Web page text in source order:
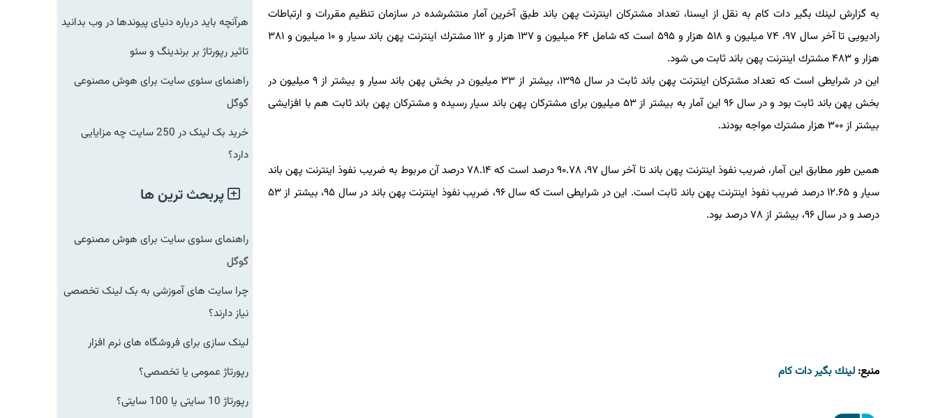
به گزارش لینك بگیر دات كام به نقل از ایسنا، تعداد مشتركان اینترنت پهن باند طبق آخرین آمار منتشرشده در سازمان تنظیم مقررات و ارتباطات
رادیویی تا آخر سال ۹۷، ۷۴ میلیون و ۵۱۸ هزار و ۵۹۵ است كه شامل ۶۴ میلیون و ۱۳۷ هزار و ۱۱۲ مشترك اینترنت پهن باند سیار و ۱۰ میلیون و ۳۸۱
هزار و ۴۸۳ مشترك اینترنت پهن باند ثابت می شود.
این در شرایطی است كه تعداد مشتركان اینترنت پهن باند ثابت در سال ۱۳۹۵، بیشتر از ۳۳ میلیون در بخش پهن باند سیار و بیشتر از ۹ میلیون در
بخش پهن باند ثابت بود و در سال ۹۶ این آمار به بیشتر از ۵۳ میلیون برای مشتركان پهن باند سیار رسیده و مشتركان پهن باند ثابت هم با افزایشی
بیشتر از ۳۰۰ هزار مشترك مواجه بودند.
همین طور مطابق این آمار، ضریب نفوذ اینترنت پهن باند تا آخر سال ۹۷، ۹۰.۷۸ درصد است كه ۷۸.۱۴ درصد آن مربوط به ضریب نفوذ اینترنت پهن باند
سیار و ۱۲.۶۵ درصد ضریب نفوذ اینترنت پهن باند ثابت است. این در شرایطی است كه سال ۹۶، ضریب نفوذ اینترنت پهن باند در سال ۹۵، بیشتر از ۵۳
درصد و در سال ۹۶، بیشتر از ۷۸ درصد بود.
منبع:لینك بگیر دات كام
هرآنچه باید درباره دنیای پیوندها در وب بدانید
تاثیر رپورتاژ بر برندینگ و سئو
راهنمای سئوی سایت برای هوش مصنوعی
گوگل
خرید بک لینک در 250 سایت چه مزایایی
دارد؟
پربحث ترین ها
راهنمای سئوی سایت برای هوش مصنوعی
گوگل
چرا سایت های آموزشی به بک لینک تخصصی
نیاز دارند؟
لینک سازی برای فروشگاه های نرم افزار
رپورتاژ عمومی یا تخصصی؟
رپورتاژ 10 سایتی یا 100 سایتی؟